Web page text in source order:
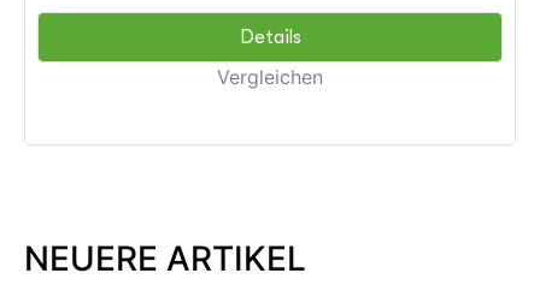
Details
Vergleichen
NEUERE ARTIKEL